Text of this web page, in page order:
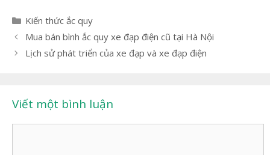
Danh
mục
Kiến thức ắc quy
Điều
hướng
Mua bán bình ắc quy xe đạp điện cũ tại Hà Nội
Lịch sử phát triển của xe đạp và xe đạp điện
Viết một bình luận